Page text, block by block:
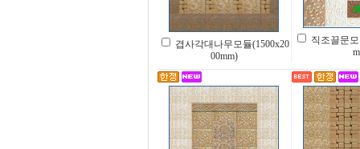
겹사각대나무모듈(1500x20
00mm)
직조끌문